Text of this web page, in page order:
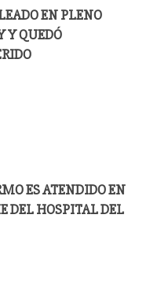
EN PLENO
Y QUEDÓ
ES ATENDIDO EN
DEL HOSPITAL DEL